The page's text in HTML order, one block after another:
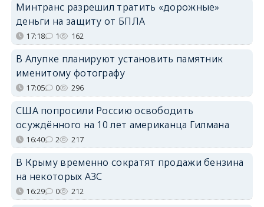
Минтранс разрешил тратить «дорожные»
деньги на защиту от БПЛА
17:18 1 162
В Алупке планируют установить памятник
именитому фотографу
17:05 0 296
США попросили Россию освободить
осуждённого на 10 лет американца Гилмана
16:40 2 217
В Крыму временно сократят продажи бензина
на некоторых АЗС
16:29 0 212